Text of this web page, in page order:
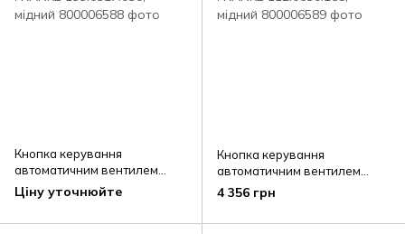
Кнопка керування
автоматичним вентилем
FRANKE 133.0517.050, мідний
Ціну уточнюйте
Кнопка керування
автоматичним вентилем
FRANKE 112.0630.188, мідний
4 356 грн